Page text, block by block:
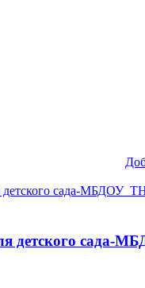
детского сада-